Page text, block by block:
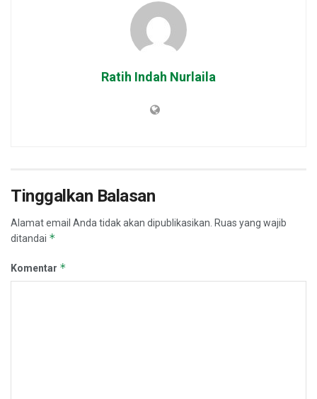
Ratih Indah Nurlaila
Tinggalkan Balasan
Alamat email Anda tidak akan dipublikasikan. Ruas yang wajib
ditandai *
Komentar *